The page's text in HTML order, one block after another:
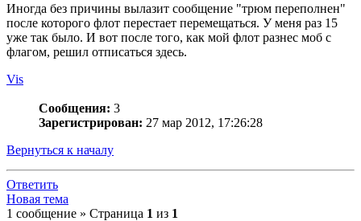
Иногда без причины вылазит сообщение "трюм переполнен"
после которого флот перестает перемещаться. У меня раз 15
уже так было. И вот после того, как мой флот разнес моб с
флагом, решил отписаться здесь.
Vis
Сообщения: 3
Зарегистрирован: 27 мар 2012, 17:26:28
Вернуться к началу
Ответить
Новая тема
1 сообщение » Страница 1 из 1